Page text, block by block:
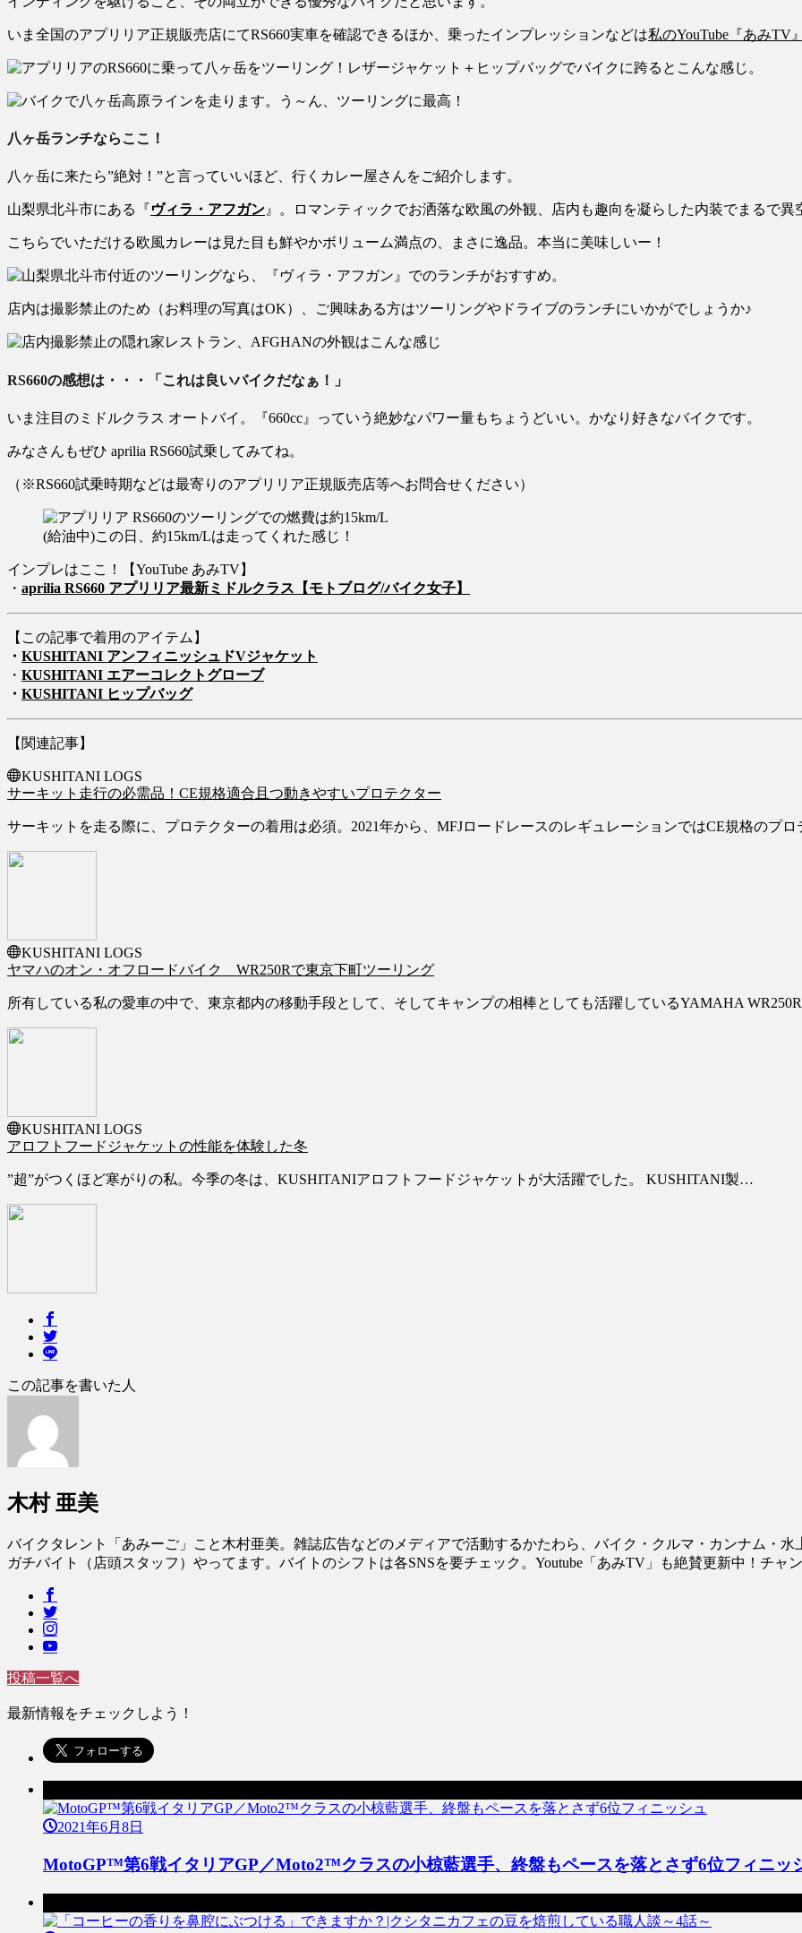
いま全国のアプリリア正規販売店にてRS660実車を確認できるほか、乗ったインプレッションなどは私のYouTube『あみTV』
八ヶ岳ランチならここ！
八ヶ岳に来たら”絶対！”と言っていいほど、行くカレー屋さんをご紹介します。
山梨県北斗市にある『ヴィラ・アフガン 』。ロマンティックでお洒落な欧風の外観、店内も趣向を凝らした内装でまるで異
こちらでいただける欧風カレーは見た目も鮮やかボリューム満点の、まさに逸品。本当に美味しいー！
店内は撮影禁止のため（お料理の写真はOK）、ご興味ある方はツーリングやドライブのランチにいかがでしょうか♪
RS660の感想は・・・「これは良いバイクだなぁ！」
いま注目のミドルクラス オートバイ。『660cc』っていう絶妙なパワー量もちょうどいい。かなり好きなバイクです。
みなさんもぜひ aprilia RS660試乗してみてね。
（※RS660試乗時期などは最寄りのアプリリア正規販売店等へお問合せください）
(給油中)この日、約15km/Lは走ってくれた感じ！
インプレはここ！【YouTube あみTV】
・ aprilia RS660 アプリリア最新ミドルクラス【モトブログ/バイク女子】
【この記事で着用のアイテム】
・ KUSHITANI アンフィニッシュドVジャケット
・ KUSHITANI エアーコレクトグローブ
・ KUSHITANI ヒップバッグ
【関連記事】
KUSHITANI LOGS
サーキット走行の必需品！CE規格適合且つ動きやすいプロテクター
サーキットを走る際に、プロテクターの着用は必須。2021年から、MFJロードレースのレギュレーションではCE規格のプ
KUSHITANI LOGS
ヤマハのオン・オフロードバイク WR250Rで東京下町ツーリング
所有している私の愛車の中で、東京都内の移動手段として、そしてキャンプの相棒としても活躍しているYAMAHA
KUSHITANI LOGS
アロフトフードジャケットの性能を体験した冬
”超”がつくほど寒がりの私。今季の冬は、KUSHITANIアロフトフードジャケットが大活躍でした。 KUSHITANI製…
この記事を書いた人
木村 亜美
バイクタレント「あみーご」こと木村亜美。雑誌広告などのメディアで活動するかたわら、バイク・クルマ・カンナム・
ガチバイト（店頭スタッフ）やってます。バイトのシフトは各SNSを要チェック。Youtube「あみTV」も絶賛更新中！チャ
投稿一覧へ
最新情報をチェックしよう！
2021年6月8日
MotoGP™第6戦イタリアGP／Moto2™クラスの小椋藍選手、終盤もペースを落とさず6位フィニッ